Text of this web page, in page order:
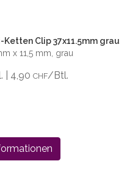
Clip 37x11.5mm grau
x 11,5 mm, grau
| 4,90 CHF/Btl.